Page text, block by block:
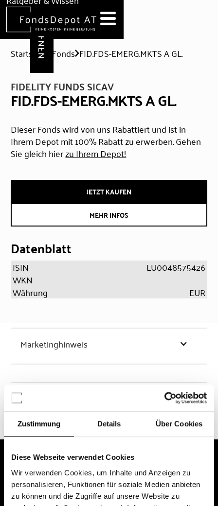
Zustimmung Details Über Cookies
Diese Webseite verwendet Cookies
Wir verwenden Cookies, um Inhalte und Anzeigen zu
personalisieren, Funktionen für soziale Medien anbieten
zu können und die Zugriffe auf unsere Website zu
Hilfe & Formulare
DEPOT ERÖFFNEN
Startseite Fonds FID.FDS-EMERG.MKTS A GL.
FIDELITY FUNDS SICAV
FID.FDS-EMERG.MKTS A GL.
Dieser Fonds wird von uns Rabattiert und ist in
Ihrem Depot mit 100% Rabatt zu erwerben. Gehen
Sie gleich hierzu Ihrem Depot!
JETZT KAUFEN
MEHR INFOS
Datenblatt
ISIN
LU0048575426
WKN
Währung
EUR
Marketinghinweis
Chancen & Risiken